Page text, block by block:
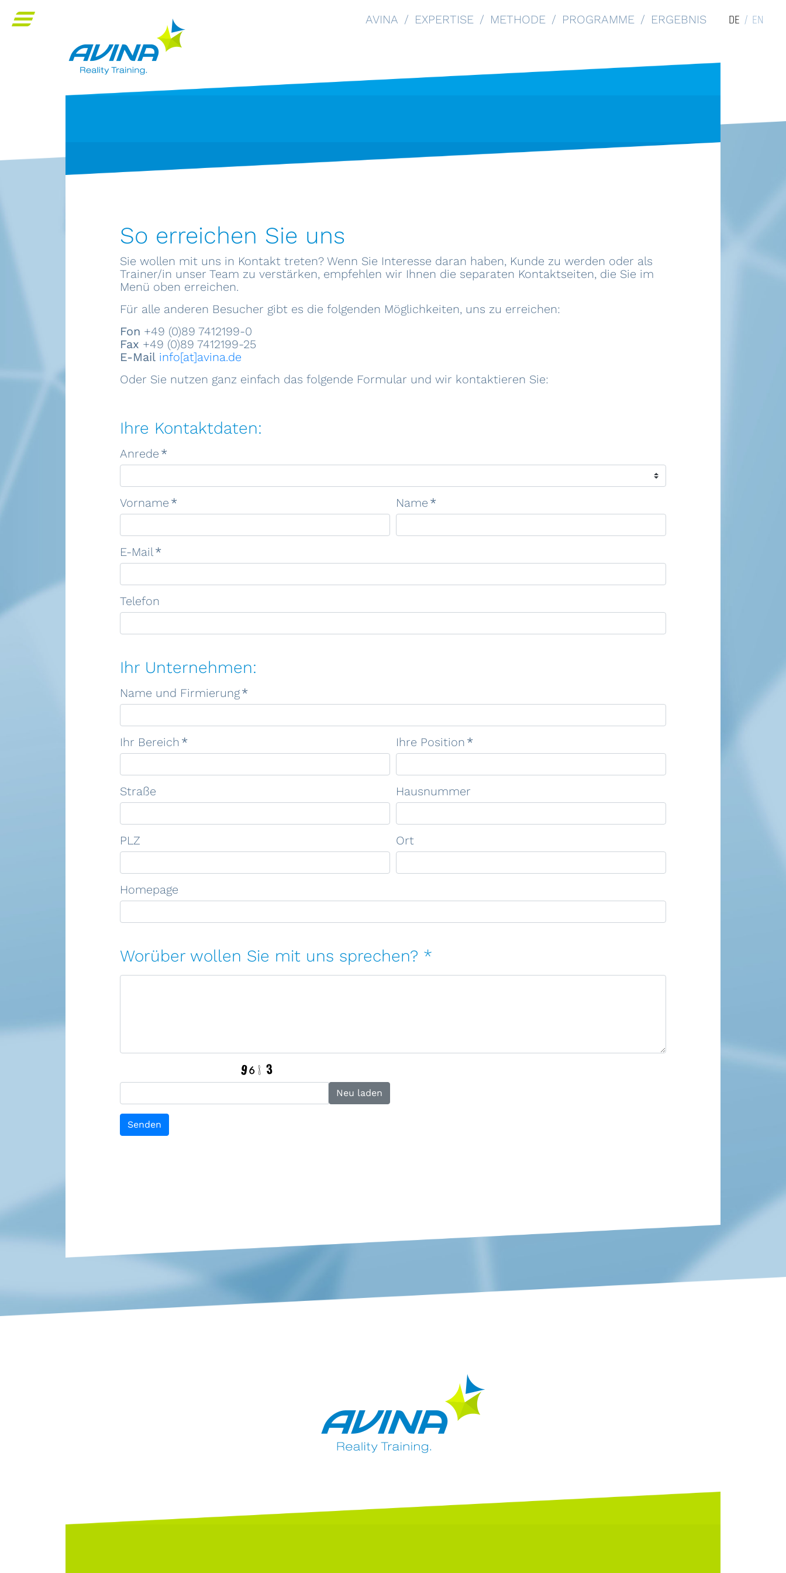
AVINA EXPERTISE METHODE PROGRAMME ERGEBNIS DE EN
So erreichen Sie uns
Sie wollen mit uns in Kontakt treten? Wenn Sie Interesse daran haben, Kunde zu werden oder als
Trainer/in unser Team zu verstärken, empfehlen wir Ihnen die separaten Kontaktseiten, die Sie im
Menü oben erreichen.
Für alle anderen Besucher gibt es die folgenden Möglichkeiten, uns zu erreichen:
Fon +49 (0)89 7412199-0
Fax +49 (0)89 7412199-25
E-Mail info[at]avina.de
Oder Sie nutzen ganz einfach das folgende Formular und wir kontaktieren Sie:
Ihre Kontaktdaten:
Anrede *
Vorname * Name *
E-Mail*
Telefon
Ihr Unternehmen:
Name und Firmierung*
Ihr Bereich *
Straße
PLZ
Ihre Position *
Hausnummer
Ort
Homepage
Worüber wollen Sie mit uns sprechen? *
Neu laden
Senden